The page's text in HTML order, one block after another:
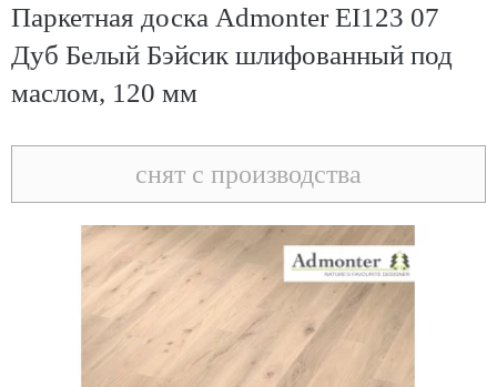
Паркетная доска Admonter EI123 07
Дуб Белый Бэйсик шлифованный под
маслом, 120 мм
снят с производства